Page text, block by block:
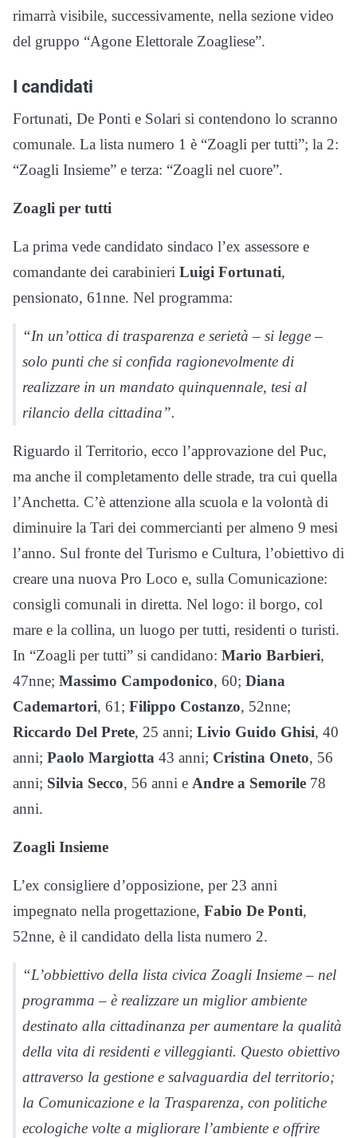
rimarrà visibile, successivamente, nella sezione video
del gruppo “Agone Elettorale Zoagliese”.
I candidati
Fortunati, De Ponti e Solari si contendono lo scranno
comunale. La lista numero 1 è “Zoagli per tutti”; la 2:
“Zoagli Insieme” e terza: “Zoagli nel cuore”.
Zoagli per tutti
La prima vede candidato sindaco l’ex assessore e
comandante dei carabinieri Luigi Fortunati,
pensionato, 61nne. Nel programma:
“In un’ottica di trasparenza e serietà – si legge –
solo punti che si confida ragionevolmente di
realizzare in un mandato quinquennale, tesi al
rilancio della cittadina”.
Riguardo il Territorio, ecco l’approvazione del Puc,
ma anche il completamento delle strade, tra cui quella
l’Anchetta. C’è attenzione alla scuola e la volontà di
diminuire la Tari dei commercianti per almeno 9 mesi
l’anno. Sul fronte del Turismo e Cultura, l’obiettivo di
creare una nuova Pro Loco e, sulla Comunicazione:
consigli comunali in diretta. Nel logo: il borgo, col
mare e la collina, un luogo per tutti, residenti o turisti.
In “Zoagli per tutti” si candidano: Mario Barbieri,
47nne; Massimo Campodonico, 60; Diana
Cademartori, 61; Filippo Costanzo, 52nne;
Riccardo Del Prete, 25 anni; Livio Guido Ghisi, 40
anni; Paolo Margiotta 43 anni; Cristina Oneto, 56
anni; Silvia Secco, 56 anni e Andre a Semorile 78
anni.
Zoagli Insieme
L’ex consigliere d’opposizione, per 23 anni
impegnato nella progettazione, Fabio De Ponti,
52nne, è il candidato della lista numero 2.
“L’obbiettivo della lista civica Zoagli Insieme – nel
programma – è realizzare un miglior ambiente
destinato alla cittadinanza per aumentare la qualità
della vita di residenti e villeggianti. Questo obiettivo
attraverso la gestione e salvaguardia del territorio;
la Comunicazione e la Trasparenza, con politiche
ecologiche volte a migliorare l’ambiente e offrire